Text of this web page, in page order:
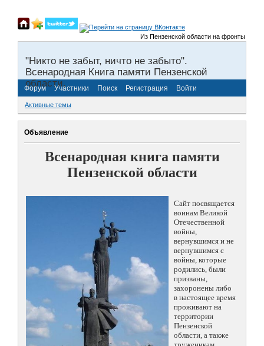
Из Пензенской области на фронты
"Никто не забыт, ничто не забыто".
Всенародная Книга памяти Пензенской
области.
Форум Участники Поиск Регистрация Войти
Активные темы
Объявление
Всенародная книга памяти
Пензенской области
Сайт посвящается
воинам Великой
Отечественной
войны,
вернувшимся и не
вернувшимся с
войны, которые
родились, были
призваны,
захоронены либо
в настоящее время
проживают на
территории
Пензенской
области, а также